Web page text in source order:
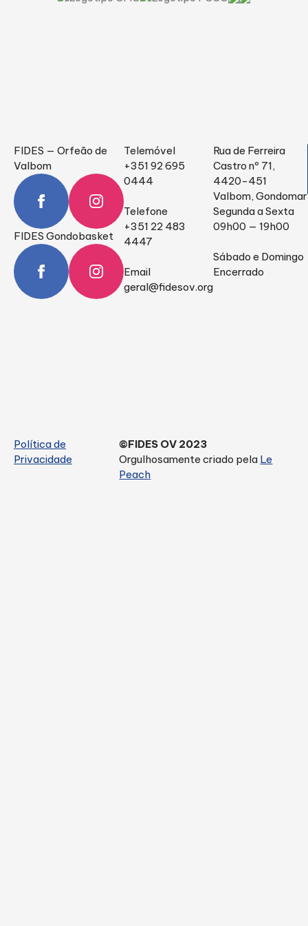
FIDES — Orfeão de
Valbom
FIDES Gondobasket
Telemóvel
+351 92 695
0444
Telefone
+351 22 483
4447
Email
geral@fidesov.org
Rua de Ferreira
Castro nº 71,
4420-451
Valbom, Gondomar
Segunda a Sexta
09h00 — 19h00
Sábado e Domingo
Encerrado
Política de
Privacidade
©FIDES OV 2023
Orgulhosamente criado pela Le
Peach